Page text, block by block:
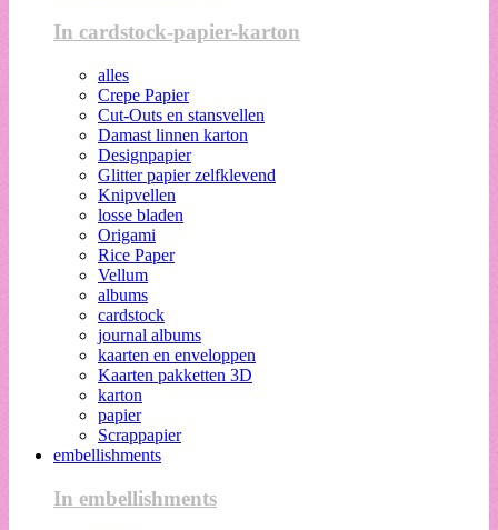
In cardstock-papier-karton
alles
Crepe Papier
Cut-Outs en stansvellen
Damast linnen karton
Designpapier
Glitter papier zelfklevend
Knipvellen
losse bladen
Origami
Rice Paper
Vellum
albums
cardstock
journal albums
kaarten en enveloppen
Kaarten pakketten 3D
karton
papier
Scrappapier
embellishments
In embellishments